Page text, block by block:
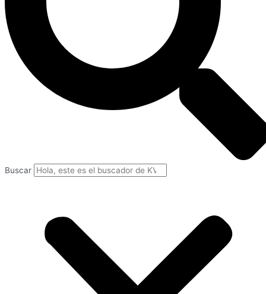
Buscar